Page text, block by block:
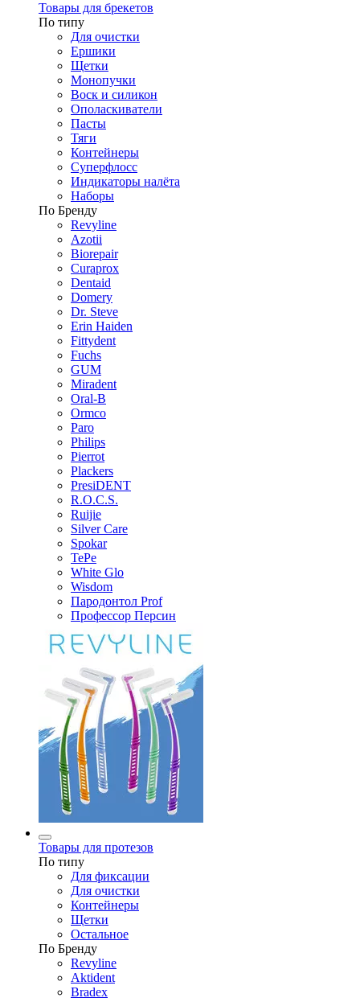
Товары для брекетов
По типу
Для очистки
Ершики
Щетки
Монопучки
Воск и силикон
Ополаскиватели
Пасты
Тяги
Контейнеры
Суперфлосс
Индикаторы налёта
Наборы
По Бренду
Revyline
Azotii
Biorepair
Curaprox
Dentaid
Domery
Dr. Steve
Erin Haiden
Fittydent
Fuchs
GUM
Miradent
Oral-B
Ormco
Paro
Philips
Pierrot
Plackers
PresiDENT
R.O.C.S.
Ruijie
Silver Care
Spokar
TePe
White Glo
Wisdom
Пародонтол Prof
Профессор Персин
Товары для протезов
По типу
Для фиксации
Для очистки
Контейнеры
Щетки
Остальное
По Бренду
Revyline
Aktident
Bradex